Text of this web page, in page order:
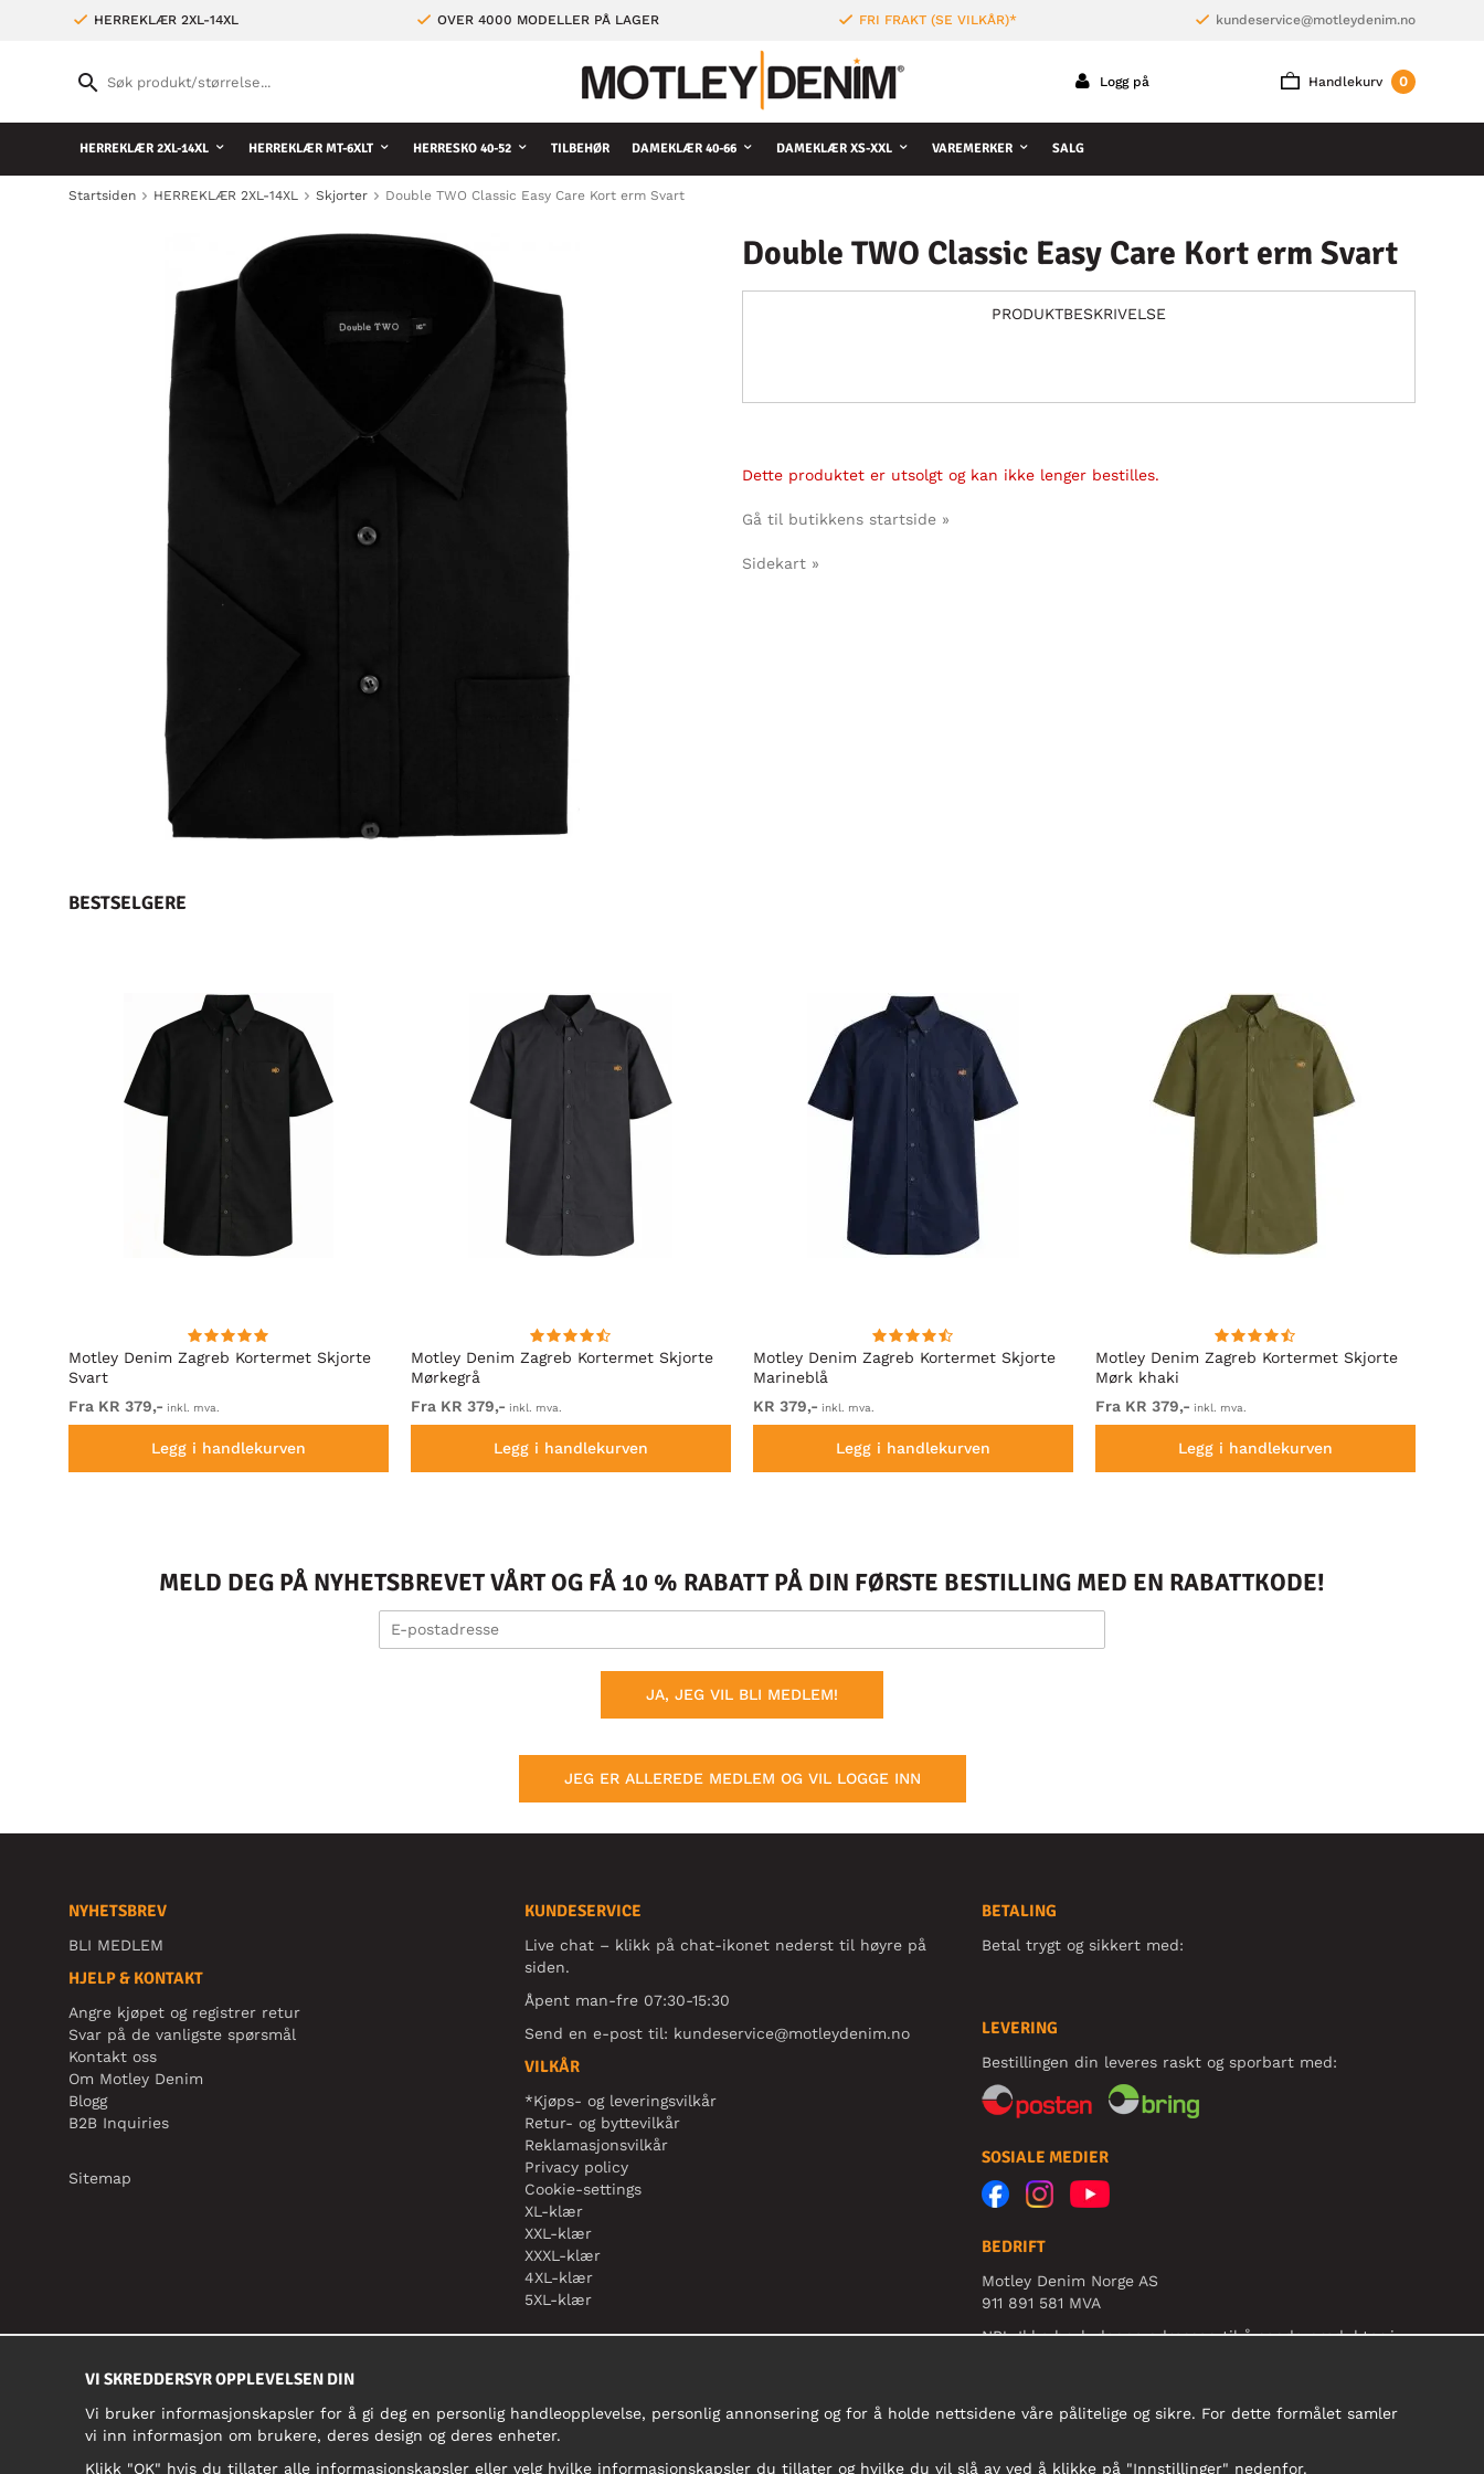
HERREKLÆR 2XL-14XL OVER 4000 MODELLER PÅ LAGER FRI FRAKT (SE VILKÅR)* kundeservice@motleydenim.no
Handlekurv 0
Logg på
HERREKLÆR 2XL-14XL HERREKLÆR MT-6XLT HERRESKO 40-52 TILBEHØR DAMEKLÆR 40-66 DAMEKLÆR XS-XXL VAREMERKER SALG
Startsiden HERREKLÆR 2XL-14XL Skjorter Double TWO Classic Easy Care Kort erm Svart
Double TWO Classic Easy Care Kort erm Svart
PRODUKTBESKRIVELSE
Dette produktet er utsolgt og kan ikke lenger bestilles.
Gå til butikkens startside »
Sidekart »
BESTSELGERE
Motley Denim Zagreb Kortermet Skjorte
Svart
Fra KR 379,- inkl. mva.
Legg i handlekurven
Motley Denim Zagreb Kortermet Skjorte
Mørkegrå
Fra KR 379,- inkl. mva.
Legg i handlekurven
Motley Denim Zagreb Kortermet Skjorte
Marineblå
KR 379,- inkl. mva.
Legg i handlekurven
Motley Denim Zagreb Kortermet Skjorte
Mørk khaki
Fra KR 379,- inkl. mva.
Legg i handlekurven
MELD DEG PÅ NYHETSBREVET VÅRT OG FÅ 10 % RABATT PÅ DIN FØRSTE BESTILLING MED EN RABATTKODE!
JA, JEG VIL BLI MEDLEM!
JEG ER ALLEREDE MEDLEM OG VIL LOGGE INN
NYHETSBREV
BLI MEDLEM
HJELP & KONTAKT
Angre kjøpet og registrer retur
Svar på de vanligste spørsmål
Kontakt oss
Om Motley Denim
Blogg
B2B Inquiries
Sitemap
KUNDESERVICE
Live chat – klikk på chat-ikonet nederst til høyre på
siden.
Åpent man-fre 07:30-15:30
Send en e-post til: kundeservice@motleydenim.no
VILKÅR
*Kjøps- og leveringsvilkår
Retur- og byttevilkår
Reklamasjonsvilkår
Privacy policy
Cookie-settings
XL-klær
XXL-klær
XXXL-klær
4XL-klær
5XL-klær
BETALING
Betal trygt og sikkert med:
LEVERING
Bestillingen din leveres raskt og sporbart med:
SOSIALE MEDIER
BEDRIFT
Motley Denim Norge AS
911 891 581 MVA
NB! Ikke bruk denne adressen til å sende produkter i
VI SKREDDERSYR OPPLEVELSEN DIN
Vi bruker informasjonskapsler for å gi deg en personlig handleopplevelse, personlig annonsering og for å holde nettsidene våre pålitelige og sikre. For dette formålet samler
vi inn informasjon om brukere, deres design og deres enheter.
Klikk "OK" hvis du tillater alle informasjonskapsler eller velg hvilke informasjonskapsler du tillater og hvilke du vil slå av ved å klikke på "Innstillinger" nedenfor.